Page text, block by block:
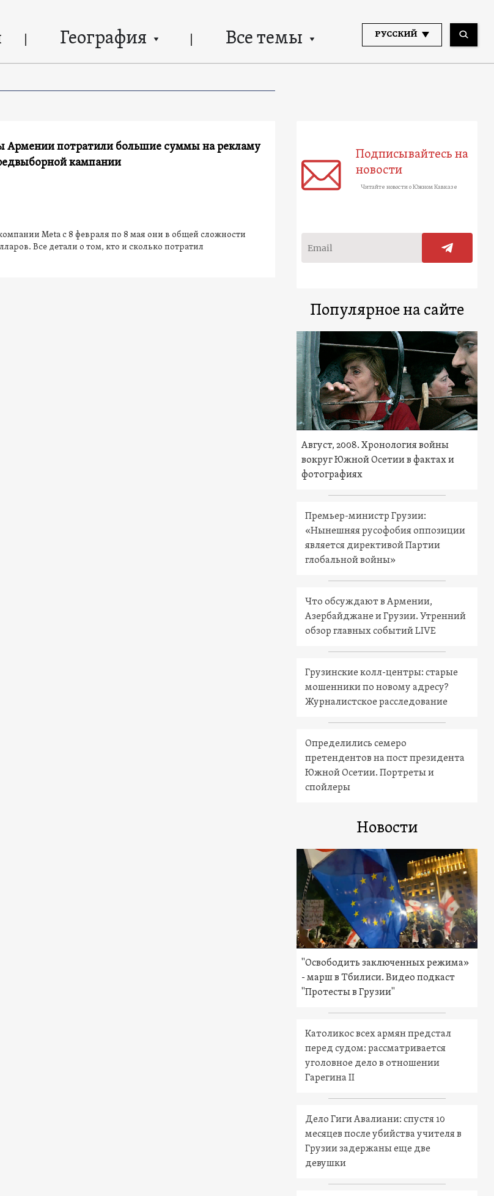
География Все темы РУССКИЙ
Армении потратили большие суммы на рекламу
кампании
Meta с 8 февраля по 8 мая они в общей сложности
Все детали о том, кто и сколько потратил
Подписывайтесь на
новости
Читайте новости о Южном Кавказе
Популярное на сайте
Август, 2008. Хронология войны
вокруг Южной Осетии в фактах и
фотографиях
Премьер-министр Грузии:
«Нынешняя русофобия оппозиции
является директивой Партии
глобальной войны»
Что обсуждают в Армении,
Азербайджане и Грузии. Утренний
обзор главных событий LIVE
Грузинские колл-центры: старые
мошенники по новому адресу?
Журналистское расследование
Определились семеро
претендентов на пост президента
Южной Осетии. Портреты и
спойлеры
Новости
"Освободить заключенных режима»
- марш в Тбилиси. Видео подкаст
"Протесты в Грузии"
Католикос всех армян предстал
перед судом: рассматривается
уголовное дело в отношении
Гарегина II
Дело Гиги Авалиани: спустя 10
месяцев после убийства учителя в
Грузии задержаны еще две
девушки